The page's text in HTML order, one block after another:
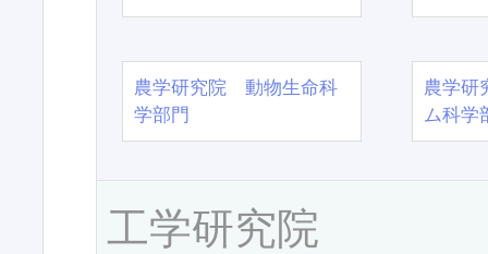
農学研究院 動物生命科
学部門
農学
ム科学
工学研究院